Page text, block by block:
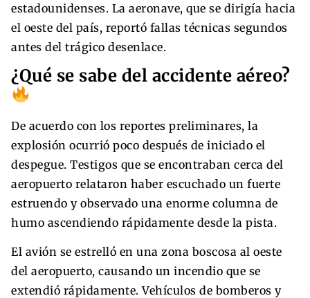
estadounidenses. La aeronave, que se dirigía hacia
el oeste del país, reportó fallas técnicas segundos
antes del trágico desenlace.
¿Qué se sabe del accidente aéreo?
De acuerdo con los reportes preliminares, la
explosión ocurrió poco después de iniciado el
despegue. Testigos que se encontraban cerca del
aeropuerto relataron haber escuchado un fuerte
estruendo y observado una enorme columna de
humo ascendiendo rápidamente desde la pista.
El avión se estrelló en una zona boscosa al oeste
del aeropuerto, causando un incendio que se
extendió rápidamente. Vehículos de bomberos y